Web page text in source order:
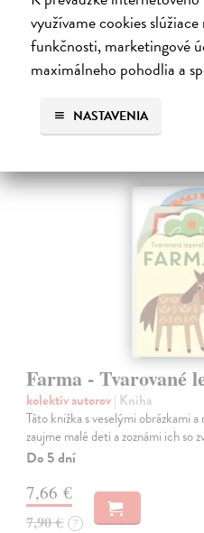
využívame cookies
funkčnosti, marketingové
maximálneho pohodlia a
NASTAVENIA
zaujme malé deti a zoznámi ich so
Do 5 dní
7,66 €
Farma - Tvarované
kolektív autorov| Kniha
Táto knižka s veselými obrázkami
zaujme malé deti a zoznámi ich so
Do 5 dní
7,66 €
7,90 € ?